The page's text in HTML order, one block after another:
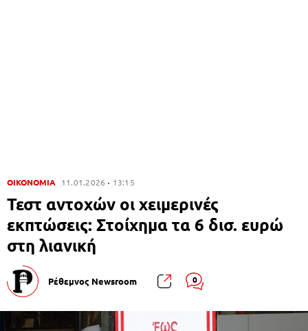
ΟΙΚΟΝΟΜΙΑ 11.01.2026 13:15
Τεστ αντοχών οι χειμερινές
εκπτώσεις: Στοίχημα τα 6 δισ. ευρώ
στη λιανική
Ρέθεμνος Newsroom 0